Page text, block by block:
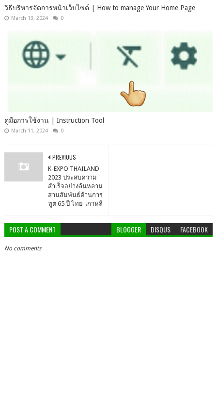
วิธีบริหารจัดการหน้าเว็บไซต์ | How to manage Your Home Page
March 13, 2024 0
คู่มือการใช้งาน | Instruction Tool
March 11, 2024 0
PREVIOUS
K-EXPO THAILAND
2023 ประสบความ
สำเร็จอย่างล้นหลาม
สานสัมพันธ์ด้านการ
ทูต 65 ปี ไทย-เกาหลี
POST A COMMENT BLOGGER DISQUS FACEBOOK
No comments